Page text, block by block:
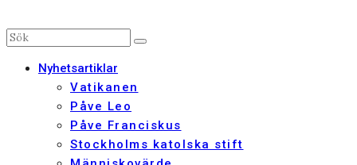
Nyhetsartiklar
Vatikanen
Påve Leo
Påve Franciskus
Stockholms katolska stift